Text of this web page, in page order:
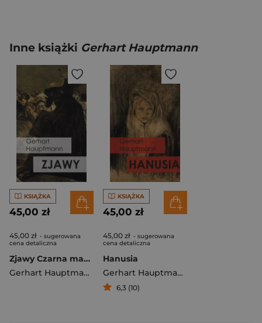
Inne książki Gerhart Hauptmann
KSIĄŻKA
45,00 zł
45,00 zł - sugerowana
cena detaliczna
Zjawy Czarna maska U czarownicy
Gerhart Hauptmann
KSIĄŻKA
45,00 zł
45,00 zł - sugerowana
cena detaliczna
Hanusia
Gerhart Hauptmann
6,3 (10)